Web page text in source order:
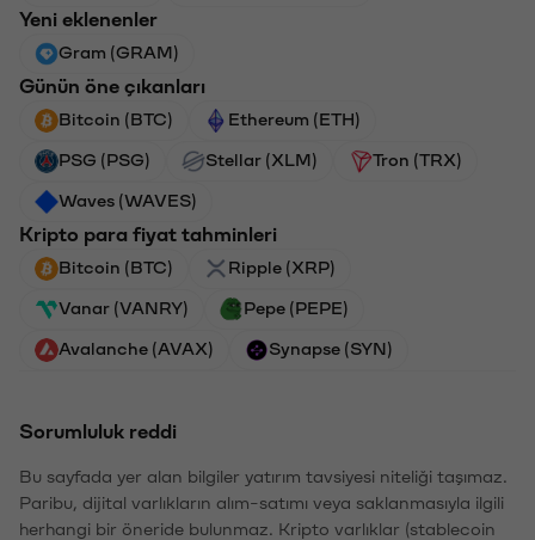
Yeni eklenenler
Gram (GRAM)
Günün öne çıkanları
Bitcoin (BTC) Ethereum (ETH)
PSG (PSG) Stellar (XLM) Tron (TRX)
Waves (WAVES)
Kripto para fiyat tahminleri
Bitcoin (BTC) Ripple (XRP)
Vanar (VANRY) Pepe (PEPE)
Avalanche (AVAX) Synapse (SYN)
Sorumluluk reddi
Bu sayfada yer alan bilgiler yatırım tavsiyesi niteliği taşımaz.
Paribu, dijital varlıkların alım-satımı veya saklanmasıyla ilgili
herhangi bir öneride bulunmaz. Kripto varlıklar (stablecoin